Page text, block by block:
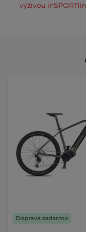
Doprava zadarmo
výživou